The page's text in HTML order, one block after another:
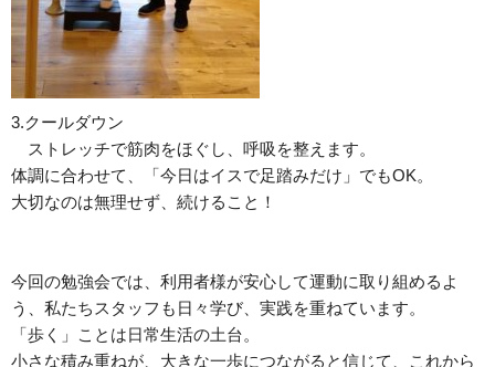
3.クールダウン
ストレッチで筋肉をほぐし、呼吸を整えます。
体調に合わせて、「今日はイスで足踏みだけ」でもOK。
大切なのは無理せず、続けること！
今回の勉強会では、利用者様が安心して運動に取り組めるよ
う、私たちスタッフも日々学び、実践を重ねています。
「歩く」ことは日常生活の土台。
小さな積み重ねが、大きな一歩につながると信じて、これから